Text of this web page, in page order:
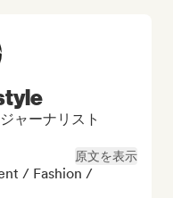
ャーナリスト
原文を表示
/ Fashion /